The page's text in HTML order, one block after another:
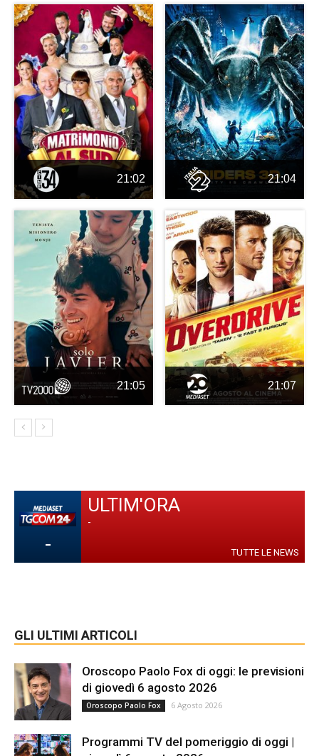
21:02 21:04
21:05 21:07
-
ULTIM'ORA
-
TUTTE LE NEWS
GLI ULTIMI ARTICOLI
Oroscopo Paolo Fox di oggi: le previsioni
di giovedì 6 agosto 2026
Oroscopo Paolo Fox 6 Agosto 2026
Programmi TV del pomeriggio di oggi |